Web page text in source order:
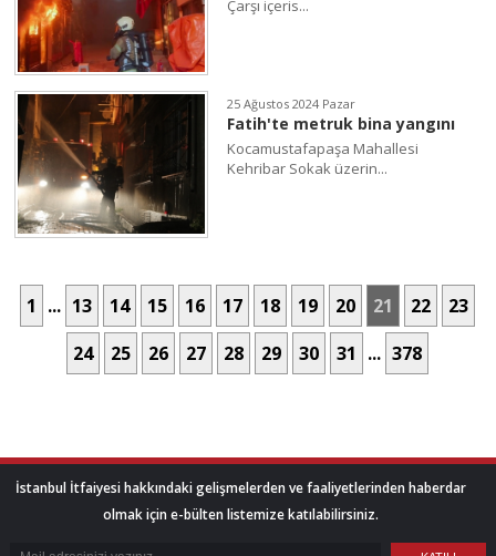
Çarşı içeris...
25 Ağustos 2024 Pazar
Fatih'te metruk bina yangını
Kocamustafapaşa Mahallesi
Kehribar Sokak üzerin...
1 ... 13 14 15 16 17 18 19 20 21 22
23
24
25 26 27 28 29 30 31 ... 378
İstanbul İtfaiyesi hakkındaki gelişmelerden ve faaliyetlerinden haberdar
olmak için e-bülten listemize katılabilirsiniz.